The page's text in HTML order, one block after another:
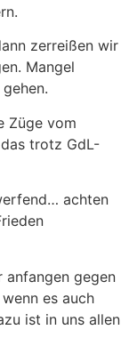
zerreißen wir
Mangel
Züge vom
trotz GdL-
achten
anfangen gegen
es auch
ist in uns allen